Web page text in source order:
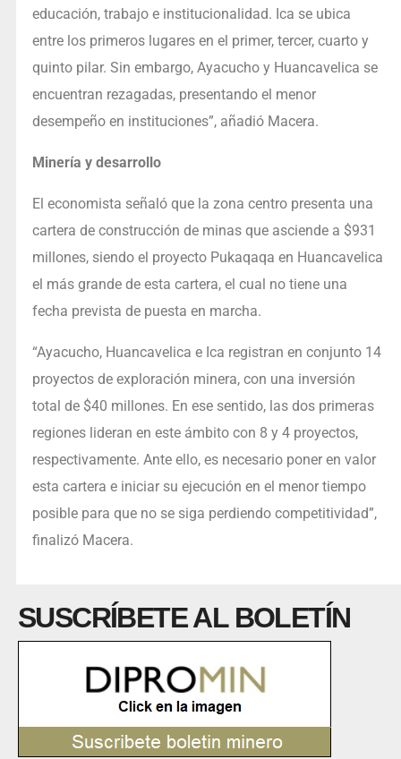
educación, trabajo e institucionalidad. Ica se ubica
entre los primeros lugares en el primer, tercer, cuarto y
quinto pilar. Sin embargo, Ayacucho y Huancavelica se
encuentran rezagadas, presentando el menor
desempeño en instituciones”, añadió Macera.
Minería y desarrollo
El economista señaló que la zona centro presenta una
cartera de construcción de minas que asciende a $931
millones, siendo el proyecto Pukaqaqa en Huancavelica
el más grande de esta cartera, el cual no tiene una
fecha prevista de puesta en marcha.
“Ayacucho, Huancavelica e Ica registran en conjunto 14
proyectos de exploración minera, con una inversión
total de $40 millones. En ese sentido, las dos primeras
regiones lideran en este ámbito con 8 y 4 proyectos,
respectivamente. Ante ello, es necesario poner en valor
esta cartera e iniciar su ejecución en el menor tiempo
posible para que no se siga perdiendo competitividad”,
finalizó Macera.
SUSCRÍBETE AL BOLETÍN